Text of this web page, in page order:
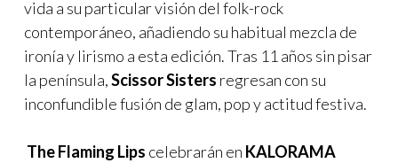
vida a su particular visión del folk-rock
contemporáneo, añadiendo su habitual mezcla de
ironía y lirismo a esta edición. Tras 11 años sin pisar
la península,Scissor Sisters regresan con su
inconfundible fusión de glam, pop y actitud festiva.
The Flaming Lips celebrarán en KALORAMA